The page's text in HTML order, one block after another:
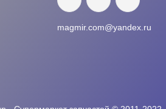
magmir.com@yandex.ru